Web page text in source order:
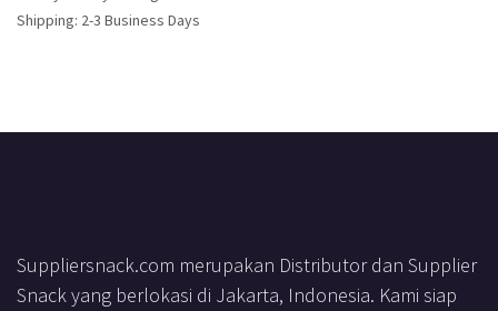
Shipping: 2-3 Business Days
Suppliersnack.com merupakan Distributor dan Supplier
Snack yang berlokasi di Jakarta, Indonesia. Kami siap